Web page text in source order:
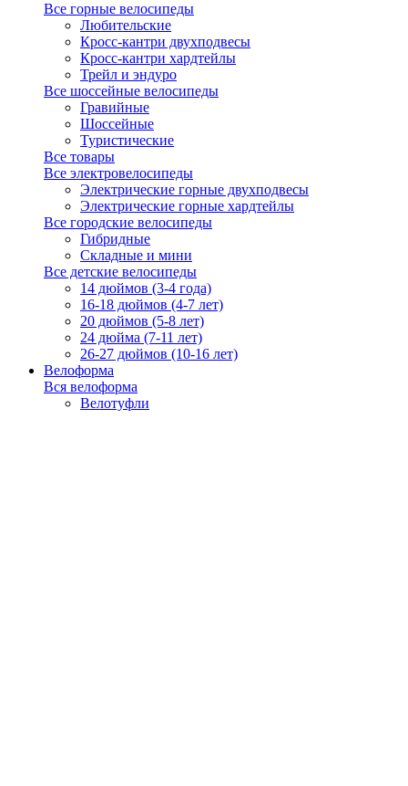
Все горные велосипеды
Любительские
Кросс-кантри двухподвесы
Кросс-кантри хардтейлы
Трейл и эндуро
Все шоссейные велосипеды
Гравийные
Шоссейные
Туристические
Все товары
Все электровелосипеды
Электрические горные двухподвесы
Электрические горные хардтейлы
Все городские велосипеды
Гибридные
Складные и мини
Все детские велосипеды
14 дюймов (3-4 года)
16-18 дюймов (4-7 лет)
20 дюймов (5-8 лет)
24 дюйма (7-11 лет)
26-27 дюймов (10-16 лет)
Велоформа
Вся велоформа
Велотуфли